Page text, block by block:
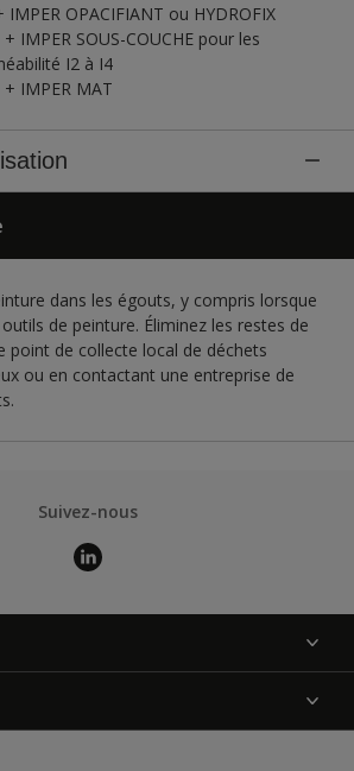
OPACIFIANT ou HYDROFIX
IMPER SOUS-COUCHE pour les
I2 à I4
IMPER MAT
dans les égouts, y compris lorsque
de peinture. Éliminez les restes de
point de collecte local de déchets
ou en contactant une entreprise de
Suivez-nous